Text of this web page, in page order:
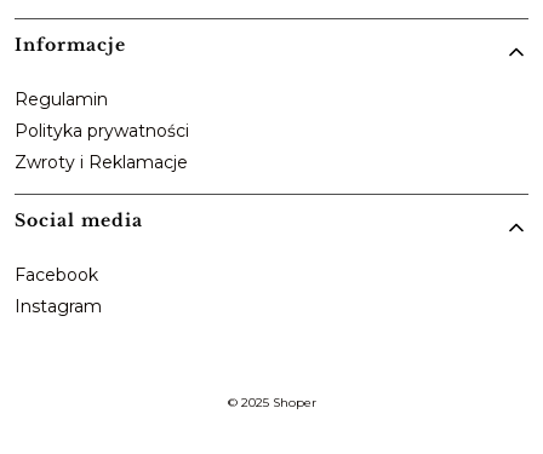
Informacje
Regulamin
Polityka prywatności
Zwroty i Reklamacje
Social media
Facebook
Instagram
© 2025 Shoper